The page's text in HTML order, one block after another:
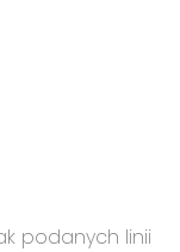
podanych linii